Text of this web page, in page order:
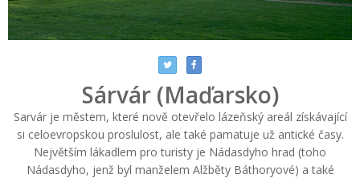
Sárvár (Maďarsko)
Sarvár je městem, které nově otevřelo lázeňský areál získávající
si celoevropskou proslulost, ale také pamatuje už antické časy.
Největším lákadlem pro turisty je Nádasdyho hrad (toho
Nádasdyho, jenž byl manželem Alžběty Báthoryové) a také